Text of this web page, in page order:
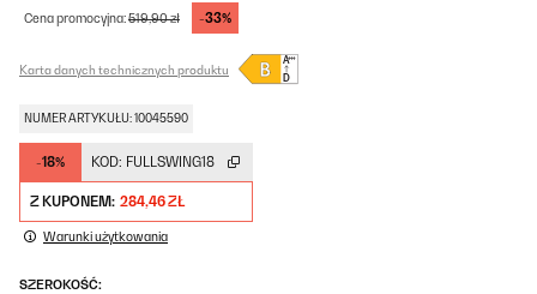
Cena promocyjna:519,90 zł -33%
Karta danych technicznych produktu
NUMER ARTYKUŁU: 10045590
-18% KOD: FULLSWING18
Z KUPONEM: 284,46 ZŁ
Warunki użytkowania
SZEROKOŚĆ: